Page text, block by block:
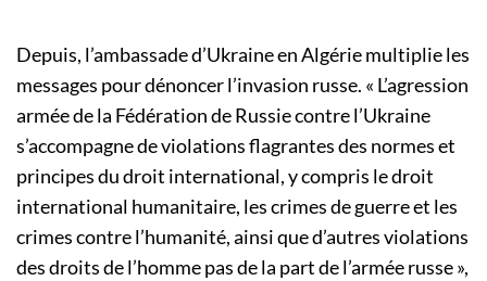
Depuis, l’ambassade d’Ukraine en Algérie multiplie les
messages pour dénoncer l’invasion russe. « L’agression
armée de la Fédération de Russie contre l’Ukraine
s’accompagne de violations flagrantes des normes et
principes du droit international, y compris le droit
international humanitaire, les crimes de guerre et les
crimes contre l’humanité, ainsi que d’autres violations
des droits de l’homme pas de la part de l’armée russe »,